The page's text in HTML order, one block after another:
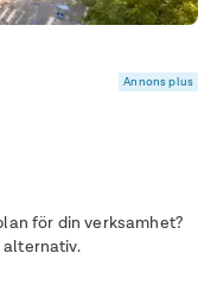
Annons plus
för din verksamhet?
alternativ.